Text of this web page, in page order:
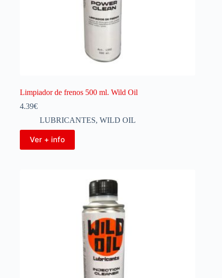
Limpiador de frenos 500 ml. Wild Oil
4.39€
LUBRICANTES, WILD OIL
Ver + info